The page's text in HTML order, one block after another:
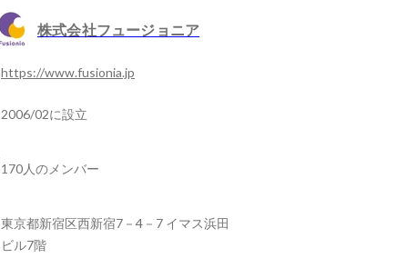
株式会社フュージョニア
https://www.fusionia.jp
2006/02に設立
170人のメンバー
東京都新宿区西新宿7－4－7 イマス浜田
ビル7階